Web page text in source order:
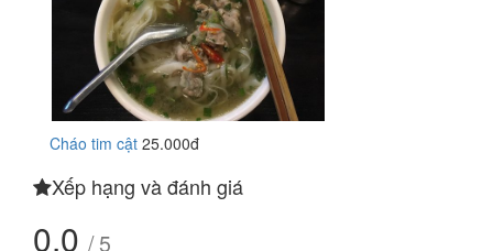
Cháo tim cật 25.000đ
Xếp hạng và đánh giá
0.0 / 5